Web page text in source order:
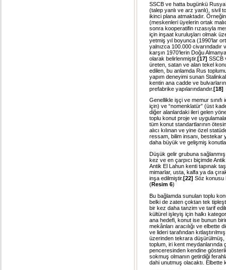
SSCB ve hatta bugünkü
(talep yanlı ve arz yanlı), sivil
ikinci plana atmaktadır.
(meskenleri üyelerin ortak
sonra kooperatifin rızasıyla
için inşaat kuruluşları olmak
yetmiş yıl boyunca (1990’lar
yalnızca 100.000 civarındadır
karşın 1970’lerin Doğu
olarak belirlenmiştir.[17] SSCB
üreten, satan ve alan tekel
edilen, bu anlamda Rus
yapım deneyimi sunan
kentin ana cadde ve
prefabrike yapılarındandır.[18]
Genellikle işçi ve memur
için) ve “nomenklatür” (üst
diğer alanlardaki ileri gelen
toplu konut proje ve
tüm konut standartlarının
alıcı kılınan ve yine özel
ressam, bilim insanı, bestekar
daha büyük ve gelişmiş
Düşük gelir grubuna
kez ve en çarpıcı biçimde
Antik El Lahun kenti tapınak
mimarlar, usta, kalfa ya da
inşa edilmiştir.[22] Söz konusu
(Resim 6)
Bu bağlamda sunulan toplu
belki de zaten çoktan tek
bir kez daha tanzim ve tarif
kültürel işleyiş için halkı
ana hedefi, konut ise bunun
mekânları aracılığı ve
ve lideri tarafından
üzerinden tekrara düşürülmüş,
toplum, iri kent meydanlarında
penceresinden kendine
sokmuş olmanın getirdiği
dahi unutmuş olacaktı. Elbette